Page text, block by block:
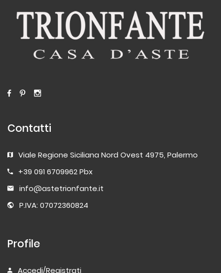
Contatti
Viale Regione Siciliana Nord Ovest 4975, Palermo
+39 091 6709962 Pbx
info@astetrionfante.it
P.IVA: 07072360824
Profile
Accedi/Registrati